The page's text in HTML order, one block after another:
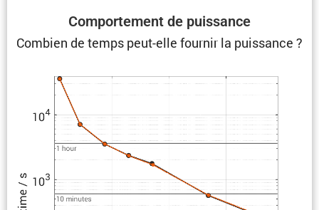
Compor­te­ment de puissance
Combien de temps peut-elle fournir la puissance ?